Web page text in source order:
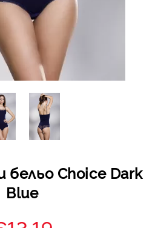
бельо Choice Dark
Blue